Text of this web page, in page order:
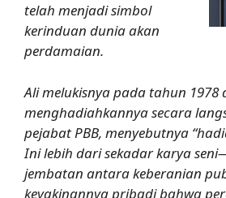
telah menjadi simbol
kerinduan dunia akan
perdamaian.
Ali melukisnya pada tahun 1978
menghadiahkannya secara
pejabat PBB, menyebutnya
Ini lebih dari sekadar karya
jembatan antara keberanian
keyakinannya pribadi bahwa